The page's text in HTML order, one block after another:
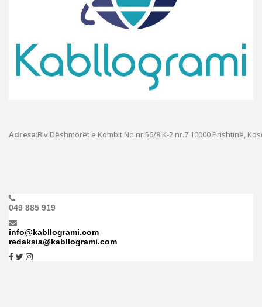
Adresa:Blv.Dëshmorët e Kombit Nd.nr.56/8 K-2 nr.7 10000 Prishtinë,
049 885 919
info@kabllogrami.com
redaksia@kabllogrami.com